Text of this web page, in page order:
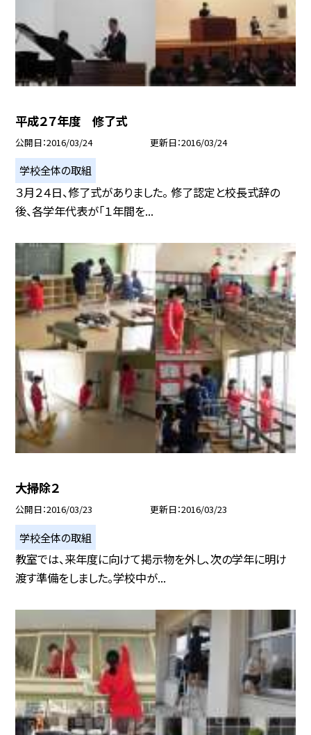
平成２７年度 修了式
公開日 2016/03/24 更新日 2016/03/24
学校全体の取組
３月２４日、修了式がありました。 修了認定と校長式辞の
後、各学年代表が「１年間を...
大掃除２
公開日 2016/03/23 更新日 2016/03/23
学校全体の取組
教室では、来年度に向けて掲示物を外し、次の学年に明け
渡す準備をしました。学校中が...